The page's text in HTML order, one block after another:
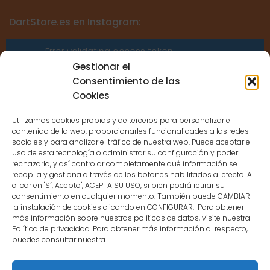
Gestionar el
Consentimiento de las
Cookies
Utilizamos cookies propias y de terceros para personalizar el
contenido de la web, proporcionarles funcionalidades a las redes
sociales y para analizar el tráfico de nuestra web. Puede aceptar el
uso de esta tecnología o administrar su configuración y poder
rechazarla, y así controlar completamente qué información se
recopila y gestiona a través de los botones habilitados al efecto. Al
clicar en "Sí, Acepto", ACEPTA SU USO, si bien podrá retirar su
consentimiento en cualquier momento. También puede CAMBIAR
la instalación de cookies clicando en CONFIGURAR. Para obtener
más información sobre nuestras políticas de datos, visite nuestra
Política de privacidad. Para obtener más información al respecto,
puedes consultar nuestra
DartStore.es en Instagram:
Error validating access token:
Sessions for the user are not allowed
because the user is not a confirmed
CONTACTO
MENÚ PRINCIPAL
MI CUENTA